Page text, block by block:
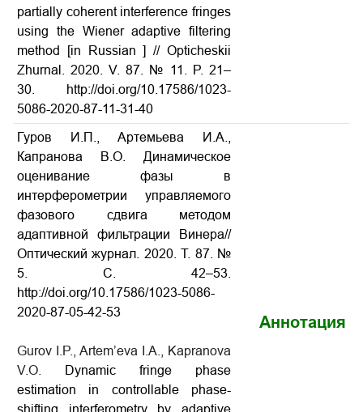
partially coherent interference fringes
using the Wiener adaptive filtering
method [in Russian ] // Opticheskii
Zhurnal. 2020. V. 87. № 11. P. 21–
30. http://doi.org/10.17586/1023-
5086-2020-87-11-31-40
Гуров И.П., Артемьева И.А.,
Капранова В.О. Динамическое
оценивание фазы в
интерферометрии управляемого
фазового сдвига методом
адаптивной фильтрации Винера//
Оптический журнал. 2020. Т. 87. №
5. С. 42–53.
http://doi.org/10.17586/1023-5086-
2020-87-05-42-53
Gurov I.P., Artem’eva I.A., Kapranova
V.O.
Dynamic fringe phase
estimation in controllable phase-
shifting interferometry by adaptive
Аннотация